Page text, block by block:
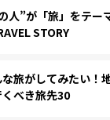
人”が「旅」をテー
STORY
旅がしてみたい！
べき旅先30